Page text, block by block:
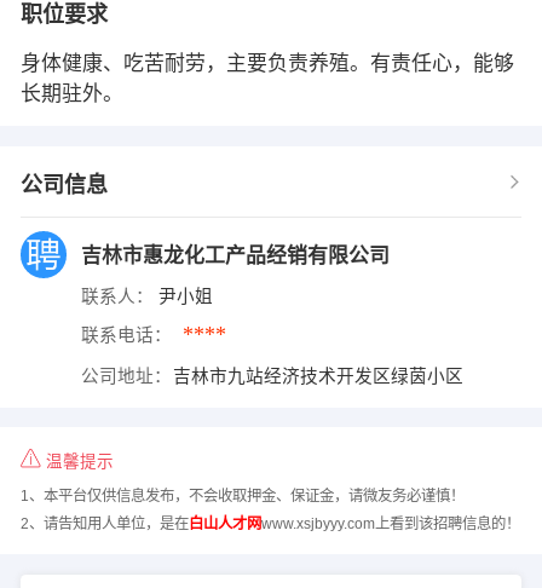
职位要求
身体健康、吃苦耐劳，主要负责养殖。有责任心，能够
长期驻外。
公司信息
吉林市惠龙化工产品经销有限公司
联系人： 尹小姐
联系电话： ****
公司地址： 吉林市九站经济技术开发区绿茵小区
温馨提示
1、本平台仅供信息发布，不会收取押金、保证金，请微友务必谨慎！
2、请告知用人单位，是在白山人才网www.xsjbyyy.com上看到该招聘信息的！